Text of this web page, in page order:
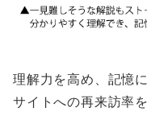
理解力を高め、記憶
サイトへの再来訪率